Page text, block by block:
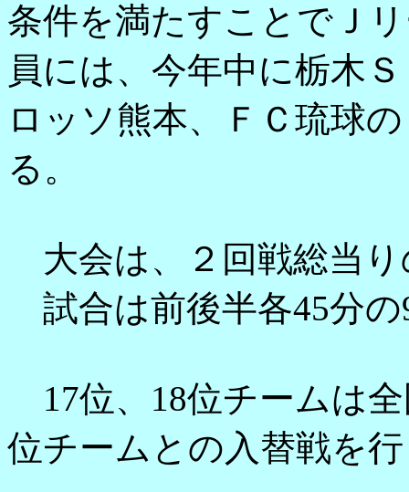
条件を満たすことでＪ
員には、今年中に栃木
ロッソ熊本、ＦＣ琉球
る。
大会は、２回戦総当
試合は前後半各45分の
17位、18位チームは
位チームとの入替戦を